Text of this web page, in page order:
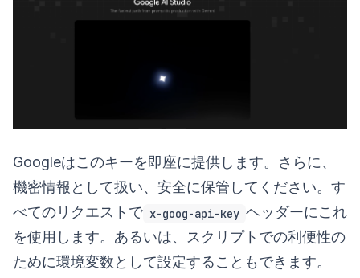
Googleはこのキーを即座に提供します。さらに、
機密情報として扱い、安全に保管してください。す
べてのリクエストで x-goog-api-key ヘッダーにこれ
を使用します。あるいは、スクリプトでの利便性の
ために環境変数として設定することもできます。